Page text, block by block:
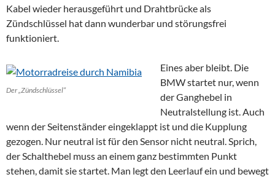
Kabel wieder herausgeführt und Drahtbrücke als
Zündschlüssel hat dann wunderbar und störungsfrei
funktioniert.
Der „Zündschlüssel“
Eines aber bleibt. Die
BMW startet nur, wenn
der Ganghebel in
Neutralstellung ist. Auch
wenn der Seitenständer eingeklappt ist und die Kupplung
gezogen. Nur neutral ist für den Sensor nicht neutral. Sprich,
der Schalthebel muss an einem ganz bestimmten Punkt
stehen, damit sie startet. Man legt den Leerlauf ein und bewegt